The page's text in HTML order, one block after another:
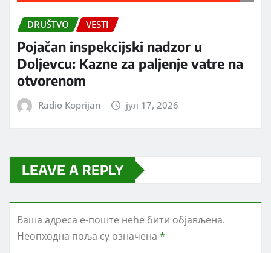
DRUŠTVO VESTI
Pojačan inspekcijski nadzor u
Doljevcu: Kazne za paljenje vatre na
otvorenom
Radio Koprijan јул 17, 2026
LEAVE A REPLY
Ваша адреса е-поште неће бити објављена.
Неопходна поља су означена *